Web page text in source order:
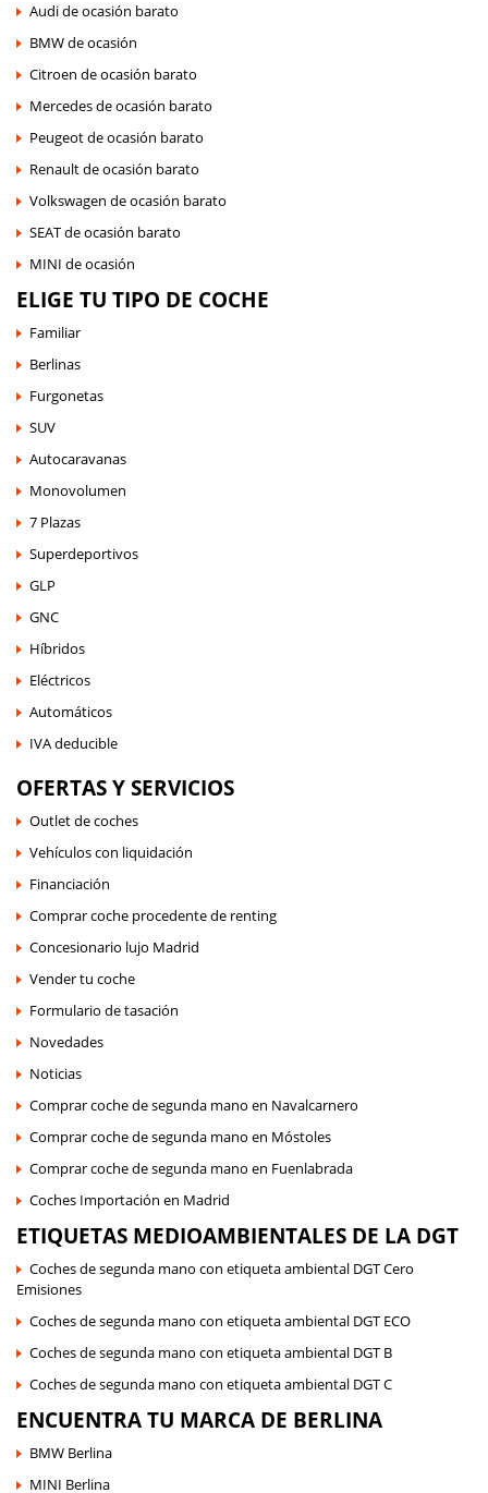
Audi de ocasión barato
BMW de ocasión
Citroen de ocasión barato
Mercedes de ocasión barato
Peugeot de ocasión barato
Renault de ocasión barato
Volkswagen de ocasión barato
SEAT de ocasión barato
MINI de ocasión
ELIGE TU TIPO DE COCHE
Familiar
Berlinas
Furgonetas
SUV
Autocaravanas
Monovolumen
7 Plazas
Superdeportivos
GLP
GNC
Híbridos
Eléctricos
Automáticos
IVA deducible
OFERTAS Y SERVICIOS
Outlet de coches
Vehículos con liquidación
Financiación
Comprar coche procedente de renting
Concesionario lujo Madrid
Vender tu coche
Formulario de tasación
Novedades
Noticias
Comprar coche de segunda mano en Navalcarnero
Comprar coche de segunda mano en Móstoles
Comprar coche de segunda mano en Fuenlabrada
Coches Importación en Madrid
ETIQUETAS MEDIOAMBIENTALES DE LA DGT
Coches de segunda mano con etiqueta ambiental DGT Cero
Emisiones
Coches de segunda mano con etiqueta ambiental DGT ECO
Coches de segunda mano con etiqueta ambiental DGT B
Coches de segunda mano con etiqueta ambiental DGT C
ENCUENTRA TU MARCA DE BERLINA
BMW Berlina
MINI Berlina